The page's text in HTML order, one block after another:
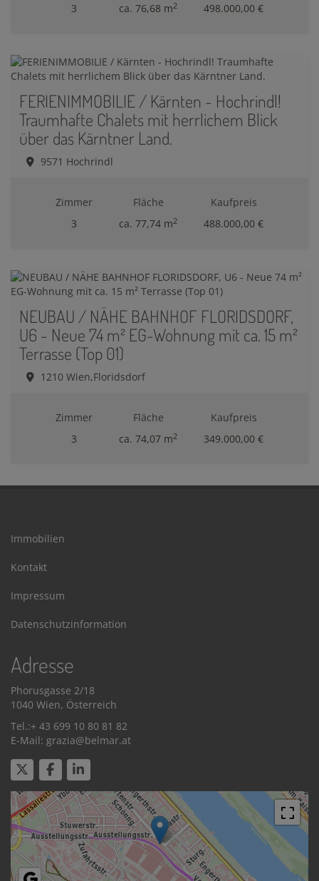
3
ca. 76,68 m2
498.000,00 €
FERIENIMMOBILIE / Kärnten - Hochrindl!
Traumhafte Chalets mit herrlichem Blick
über das Kärntner Land.
9571 Hochrindl
Zimmer
3
Fläche
ca. 77,74 m2
Kaufpreis
488.000,00 €
NEUBAU / NÄHE BAHNHOF FLORIDSDORF,
U6 - Neue 74 m² EG-Wohnung mit ca. 15 m²
Terrasse (Top 01)
1210 Wien,Floridsdorf
Zimmer
3
Fläche
ca. 74,07 m2
Kaufpreis
349.000,00 €
Immobilien
Kontakt
Impressum
Datenschutzinformation
Adresse
Phorusgasse 2/18
1040 Wien, Österreich
Tel.:+ 43 699 10 80 81 82
E-Mail: grazia@belmar.at